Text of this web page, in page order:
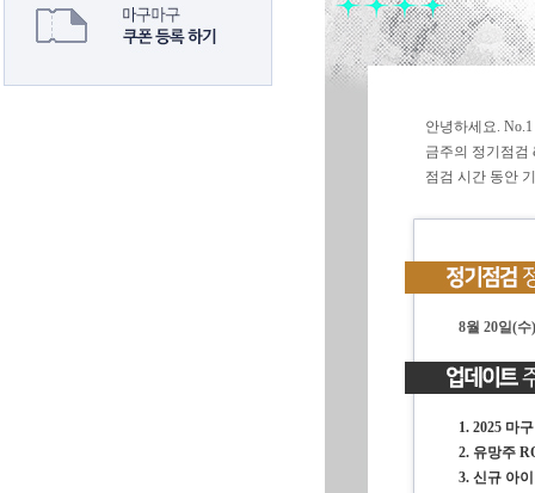
안녕하세요.
금주의 정기점검
점검 시간 동안
8월 20일(수
1. 2025 마
2. 유망주
3. 신규 아